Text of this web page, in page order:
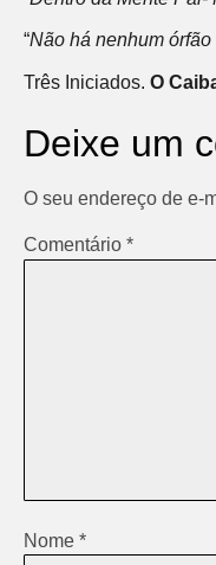
“Não há nenhum
Três Iniciados. O
Deixe um
O seu endereço de e-
Comentário *
Nome *